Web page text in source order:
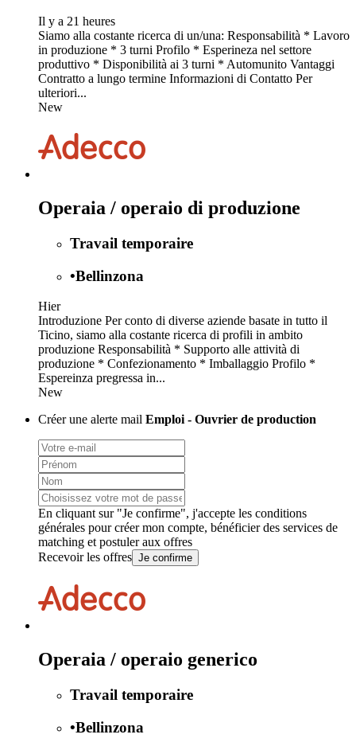
Il y a 21 heures
Siamo alla costante ricerca di un/una: Responsabilità * Lavoro
in produzione * 3 turni Profilo * Esperineza nel settore
produttivo * Disponibilità ai 3 turni * Automunito Vantaggi
Contratto a lungo termine Informazioni di Contatto Per
ulteriori...
New
Operaia / operaio di produzione
Travail temporaire
•Bellinzona
Hier
Introduzione Per conto di diverse aziende basate in tutto il
Ticino, siamo alla costante ricerca di profili in ambito
produzione Responsabilità * Supporto alle attività di
produzione * Confezionamento * Imballaggio Profilo *
Espereinza pregressa in...
New
Créer une alerte mail Emploi - Ouvrier de production
En cliquant sur "Je confirme", j'accepte les conditions
générales pour créer mon compte, bénéficier des services de
matching et postuler aux offres
Recevoir les offres Je confirme
Operaia / operaio generico
Travail temporaire
•Bellinzona